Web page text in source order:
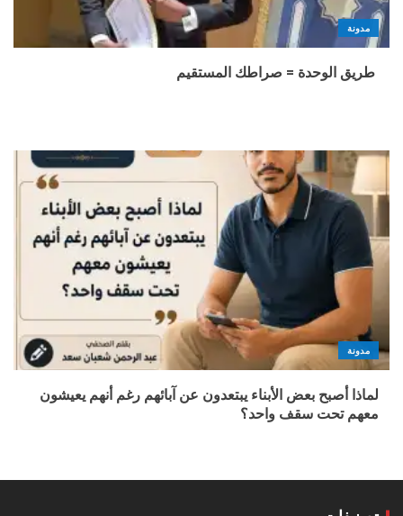
مدونة
طريق الوحدة = صراطك المستقيم
مدونة
لماذا أصبح بعض الأبناء يبتعدون عن آبائهم رغم أنهم يعيشون
معهم تحت سقف واحد؟